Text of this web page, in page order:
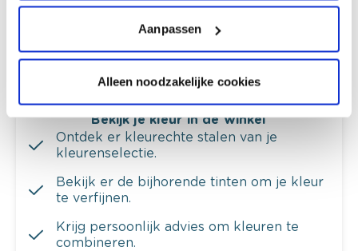
Aanpassen
Alleen noodzakelijke cookies
Krijg ineens een technologische check-up
van je muren.
Bekijk je kleur in de winkel
Ontdek er kleurechte stalen van je
kleurenselectie.
Bekijk er de bijhorende tinten om je kleur
te verfijnen.
Krijg persoonlijk advies om kleuren te
combineren.